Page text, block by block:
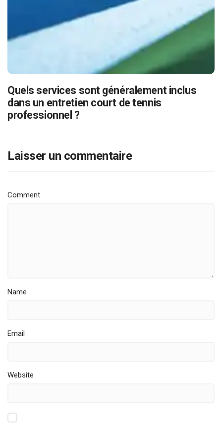
Quels services sont généralement inclus
dans un entretien court de tennis
professionnel ?
Laisser un commentaire
Comment
Name
Email
Website